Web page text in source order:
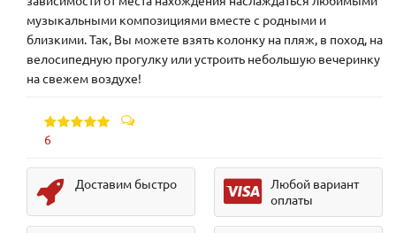
музыкальными композициями вместе с родными и
близкими. Так, Вы можете взять колонку на пляж, в поход, на
велосипедную прогулку или устроить небольшую вечеринку
на свежем воздухе!
6
Доставим быстро
Любой вариант
оплаты